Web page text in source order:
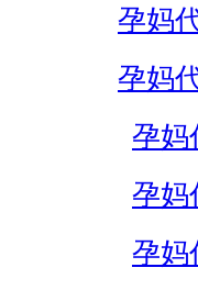
孕妈
孕妈
孕妈
孕妈
孕妈